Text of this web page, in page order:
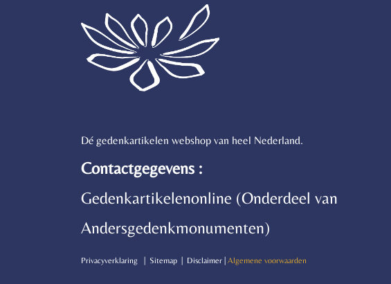
Dé gedenkartikelen webshop van heel Nederland.
Contactgegevens :
Gedenkartikelenonline (Onderdeel van
Andersgedenkmonumenten)
Privacyverklaring | Sitemap | Disclaimer | Algemene voorwaarden